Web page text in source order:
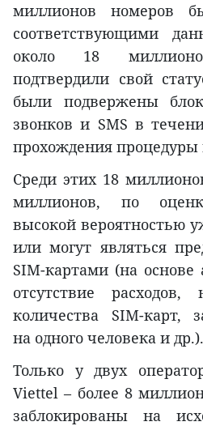
миллионов номеров
соответствующими
около 18
подтвердили свой
были подвержены
звонков и SMS в
прохождения
Среди этих 18
миллионов, по
высокой вероятностью
или могут являться
SIM-картами (на основе
отсутствие расходов,
количества SIM-карт,
на одного человека и др.).
Только у двух
Viettel – более 8
заблокированы на